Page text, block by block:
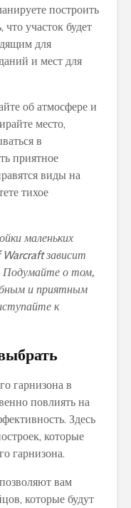
построить
участок будет
для
и мест для
об атмосфере и
место,
в
приятное
виды на
тихое
маленьких
зависит
Подумайте о том,
и приятным
к
гарнизона в
повлиять на
Здесь
которые
гарнизона.
вам
которые будут